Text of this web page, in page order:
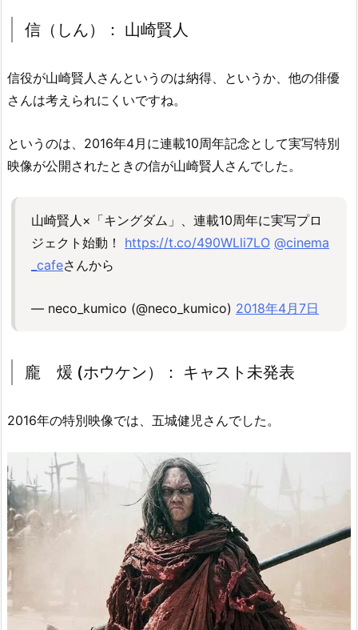
信（しん）： 山崎賢人
信役が山崎賢人さんというのは納得、というか、他の俳優
さんは考えられにくいですね。
というのは、2016年4月に連載10周年記念として実写特別
映像が公開されたときの信が山崎賢人さんでした。
山崎賢人×「キングダム」、連載10周年に実写プロ
ジェクト始動！ https://t.co/490WLli7LO @cinema
_cafeさんから
— neco_kumico (@neco_kumico) 2018年4月7日
龐 煖 (ホウケン）： キャスト未発表
2016年の特別映像では、五城健児さんでした。